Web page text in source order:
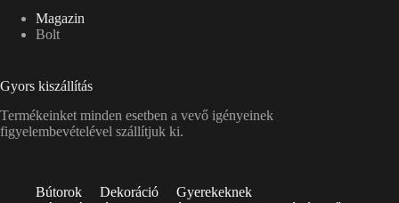
Magazin
Bolt
Gyors kiszállítás
Termékeinket minden esetben a vevő igényeinek
figyelembevételével szállítjuk ki.
Bútorok Dekoráció
Gyerekeknek